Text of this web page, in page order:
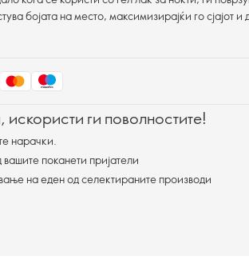
бојата на место, максимизирајќи го сјајот и
ги поволностите!
нарачки.
поканети пријатели
на еден од селектираните производи